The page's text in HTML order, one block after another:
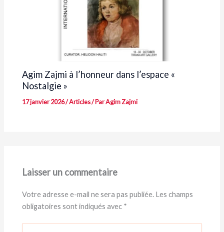
Agim Zajmi à l’honneur dans l’espace «
Nostalgie »
17 janvier 2026/Articles/ ParAgim Zajmi
Laisser un commentaire
Votre adresse e-mail ne sera pas publiée. Les champs
obligatoires sont indiqués avec *